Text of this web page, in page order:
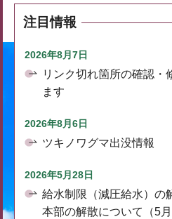
注目情報
2026年8月7日
リンク切れ箇所の確認・
ます
2026年8月6日
ツキノワグマ出没情報
2026年5月28日
給水制限（減圧給水）の
本部の解散について（5月